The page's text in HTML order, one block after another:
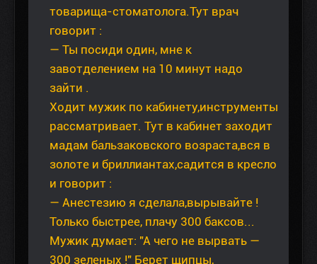
товарища-стоматолога.Тут врач
говорит :
— Ты посиди один, мне к
завотделением на 10 минут надо
зайти .
Ходит мужик по кабинету,инструменты
рассматривает. Тут в кабинет заходит
мадам бальзаковского возраста,вся в
золоте и бриллиантах,садится в кресло
и говорит :
— Анестезию я сделала,вырывайте !
Только быстрее, плачу 300 баксов...
Мужик думает: "А чего не вырвать —
300 зеленых !" Берет щипцы,